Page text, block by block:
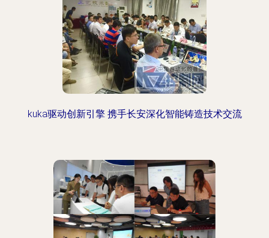
kuka驱动创新引擎 携手长安深化智能铸造技术交流